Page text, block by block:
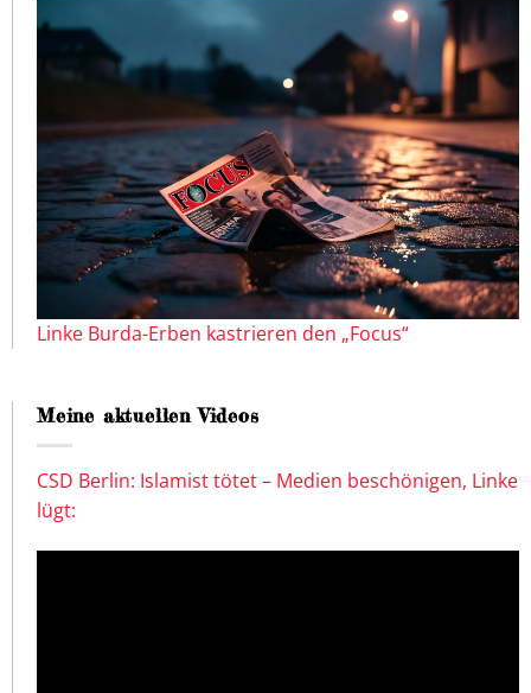
Linke Burda-Erben kastrieren den „Focus“
Meine aktuellen Videos
CSD Berlin: Islamist tötet – Medien beschönigen, Linke
lügt: